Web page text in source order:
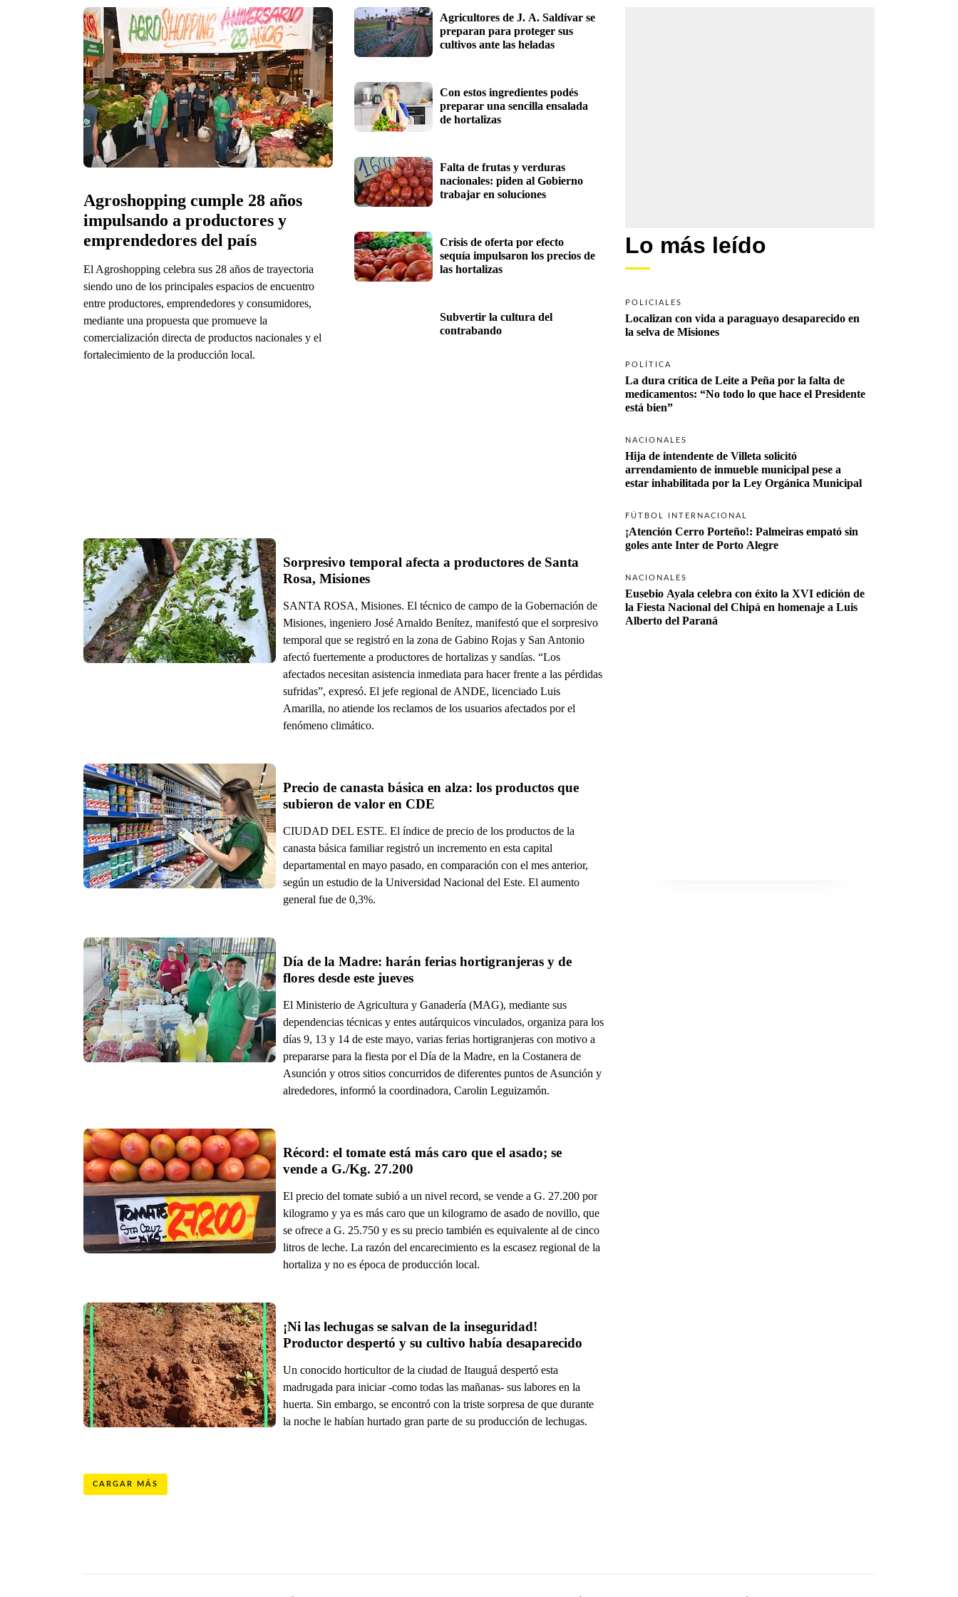
Agroshopping cumple 28 años
impulsando a productores y
emprendedores del país
El Agroshopping celebra sus 28 años de trayectoria
siendo uno de los principales espacios de encuentro
entre productores, emprendedores y consumidores,
mediante una propuesta que promueve la
comercialización directa de productos nacionales y el
fortalecimiento de la producción local.
Agricultores de J. A. Saldívar se
preparan para proteger sus
cultivos ante las heladas
Con estos ingredientes podés
preparar una sencilla ensalada
Falta de frutas y verduras
nacionales: piden al Gobierno
trabajar en soluciones
Crisis de oferta por efecto
sequía impulsaron los precios de
las hortalizas
Subvertir la cultura del
contrabando
Sorpresivo temporal afecta a productores de Santa
Rosa, Misiones
SANTA ROSA, Misiones. El técnico de campo de la Gobernación de
Misiones, ingeniero José Arnaldo Benítez, manifestó que el sorpresivo
temporal que se registró en la zona de Gabino Rojas y San Antonio
afectó fuertemente a productores de hortalizas y sandías. “Los
afectados necesitan asistencia inmediata para hacer frente a las pérdidas
sufridas”, expresó. El jefe regional de ANDE, licenciado Luis
Amarilla, no atiende los reclamos de los usuarios afectados por el
fenómeno climático.
Precio de canasta básica en alza: los productos que
subieron de valor en CDE
CIUDAD DEL ESTE. El índice de precio de los productos de la
canasta básica familiar registró un incremento en esta capital
departamental en mayo pasado, en comparación con el mes anterior,
según un estudio de la Universidad Nacional del Este. El aumento
general fue de 0,3%.
Día de la Madre: harán ferias hortigranjeras y de
flores desde este jueves
El Ministerio de Agricultura y Ganadería (MAG), mediante sus
dependencias técnicas y entes autárquicos vinculados, organiza para los
días 9, 13 y 14 de este mayo, varias ferias hortigranjeras con motivo a
prepararse para la fiesta por el Día de la Madre, en la Costanera de
Asunción y otros sitios concurridos de diferentes puntos de Asunción y
alrededores, informó la coordinadora, Carolin Leguizamón.
Récord: el tomate está más caro que el asado; se
El precio del tomate subió a un nivel record, se vende a G. 27.200 por
kilogramo y ya es más caro que un kilogramo de asado de novillo, que
se ofrece a G. 25.750 y es su precio también es equivalente al de cinco
litros de leche. La razón del encarecimiento es la escasez regional de la
hortaliza y no es época de producción local.
¡Ni las lechugas se salvan de la inseguridad!
Productor despertó y su cultivo había desaparecido
Un conocido horticultor de la ciudad de Itauguá despertó esta
madrugada para iniciar -como todas las mañanas- sus labores en la
huerta. Sin embargo, se encontró con la triste sorpresa de que durante
la noche le habían hurtado gran parte de su producción de lechugas.
CARGAR MÁS
Lo más leído
POLICIALES
Localizan con vida a paraguayo desaparecido en
la selva de Misiones
POLÍTICA
La dura crítica de Leite a Peña por la falta de
medicamentos: “No todo lo que hace el Presidente
está bien”
NACIONALES
Hija de intendente de Villeta solicitó
arrendamiento de inmueble municipal pese a
estar inhabilitada por la Ley Orgánica Municipal
FÚTBOL INTERNACIONAL
¡Atención Cerro Porteño!: Palmeiras empató sin
goles ante Inter de Porto Alegre
NACIONALES
Eusebio Ayala celebra con éxito la XVI edición de
la Fiesta Nacional del Chipá en homenaje a Luis
Alberto del Paraná